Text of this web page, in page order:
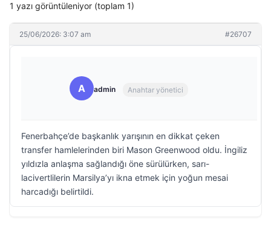
1 yazı görüntüleniyor (toplam 1)
25/06/2026: 3:07 am #26707
A admin Anahtar yönetici
Fenerbahçe’de başkanlık yarışının en dikkat çeken
transfer hamlelerinden biri Mason Greenwood oldu. İngiliz
yıldızla anlaşma sağlandığı öne sürülürken, sarı-
lacivertlilerin Marsilya’yı ikna etmek için yoğun mesai
harcadığı belirtildi.